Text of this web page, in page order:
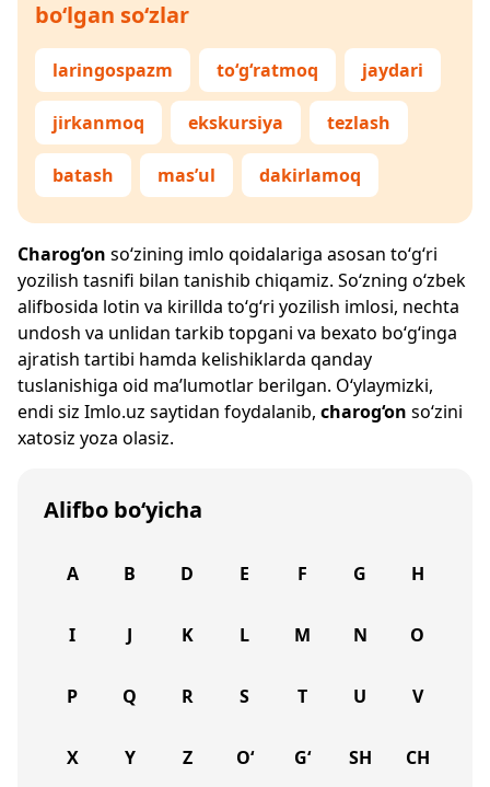
bo‘lgan so‘zlar
laringospazm to‘g‘ratmoq jaydari
jirkanmoq ekskursiya tezlash
batash mas’ul dakirlamoq
Charog‘on so‘zining imlo qoidalariga asosan to‘g‘ri
yozilish tasnifi bilan tanishib chiqamiz. So‘zning o‘zbek
alifbosida lotin va kirillda to‘g‘ri yozilish imlosi, nechta
undosh va unlidan tarkib topgani va bexato bo‘g‘inga
ajratish tartibi hamda kelishiklarda qanday
tuslanishiga oid ma’lumotlar berilgan. O‘ylaymizki,
endi siz Imlo.uz saytidan foydalanib, charog‘on so‘zini
xatosiz yoza olasiz.
Alifbo bo‘yicha
A B D E F G H
I J K L M N O
P Q R S T U V
X Y Z O‘ G‘ SH CH